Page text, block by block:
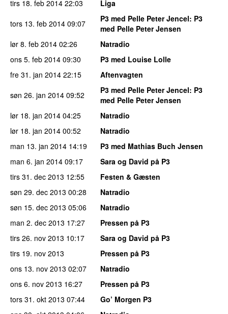
tirs 18. feb 2014 22:03
Liga
tors 13. feb 2014 09:07 P3 med Pelle Peter Jencel: P3
med Pelle Peter Jensen
lør 8. feb 2014 02:26
Natradio
ons 5. feb 2014 09:30
P3 med Louise Lolle
fre 31. jan 2014 22:15
Aftenvagten
søn 26. jan 2014 09:52 P3 med Pelle Peter Jencel: P3
med Pelle Peter Jensen
lør 18. jan 2014 04:25
Natradio
lør 18. jan 2014 00:52
Natradio
man 13. jan 2014 14:19
P3 med Mathias Buch Jensen
man 6. jan 2014 09:17
Sara og David på P3
tirs 31. dec 2013 12:55
Festen & Gæsten
søn 29. dec 2013 00:28
Natradio
søn 15. dec 2013 05:06
Natradio
man 2. dec 2013 17:27
Pressen på P3
tirs 26. nov 2013 10:17
Sara og David på P3
tirs 19. nov 2013
Pressen på P3
ons 13. nov 2013 02:07
Natradio
ons 6. nov 2013 16:27
Pressen på P3
tors 31. okt 2013 07:44
Go’ Morgen P3